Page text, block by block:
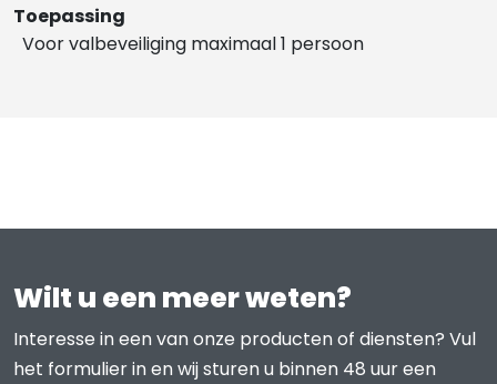
Toepassing
Voor valbeveiliging maximaal 1 persoon
Wilt u een meer weten?
Interesse in een van onze producten of diensten? Vul
het formulier in en wij sturen u binnen 48 uur een